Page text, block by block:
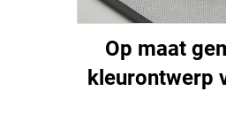
Op maat
kleurontwerp